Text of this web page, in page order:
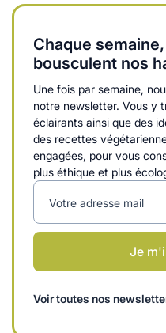
Chaque
bousculent nos
Une fois par semaine,
notre newsletter. Vous y
éclairants ainsi que des
des recettes
engagées, pour vous
plus éthique et plus
Votre adresse mail
Je
Voir toutes nos